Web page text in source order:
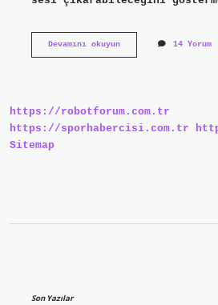
Devamını okuyunBebek
14 Yorum
https://robotforum.com.tr
https://sporhabercisi.com.tr
Sitemap
Son Yazılar